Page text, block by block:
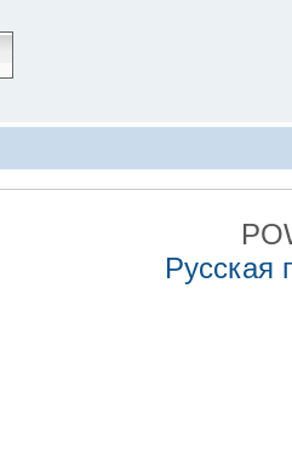
Русская